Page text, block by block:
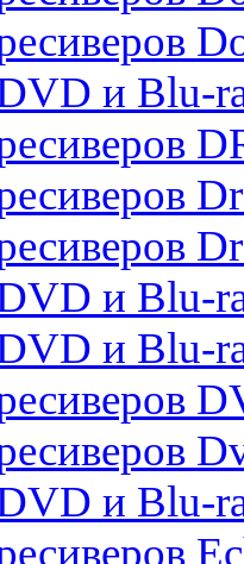
и Blu-
и Blu-
и Blu-
и Blu-